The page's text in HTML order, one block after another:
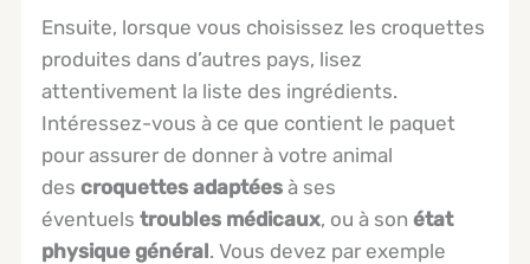
Ensuite, lorsque vous choisissez les croquettes
produites dans d’autres pays, lisez
attentivement la liste des ingrédients.
Intéressez-vous à ce que contient le paquet
pour assurer de donner à votre animal
descroquettes adaptées à ses
éventuelstroubles médicaux, ou à sonétat
physique général. Vous devez par exemple